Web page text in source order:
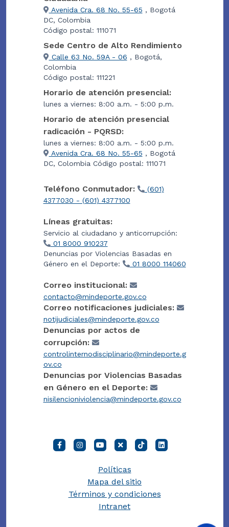
Avenida Cra. 68 No. 55-65 , Bogotá
DC, Colombia
Código postal: 111071
Sede Centro de Alto Rendimiento
Calle 63 No. 59A - 06 , Bogotá,
Colombia
Código postal: 111221
Horario de atención presencial:
lunes a viernes: 8:00 a.m. - 5:00 p.m.
Horario de atención presencial
radicación - PQRSD:
lunes a viernes: 8:00 a.m. - 5:00 p.m.
Avenida Cra. 68 No. 55-65 , Bogotá
DC, Colombia Código postal: 111071
Teléfono Conmutador:
(601)
4377030 - (601) 4377100
Líneas gratuitas:
Servicio al ciudadano y anticorrupción:
01 8000 910237
Denuncias por Violencias Basadas en
Género en el Deporte:
01 8000 114060
Correo institucional:
contacto@mindeporte.gov.co
Correo notificaciones judiciales:
notijudiciales@mindeporte.gov.co
Denuncias por actos de
corrupción:
controlinternodisciplinario@mindeporte.g
ov.co
Denuncias por Violencias Basadas
en Género en el Deporte:
nisilencioniviolencia@mindeporte.gov.co
Políticas
Mapa del sitio
Términos y condiciones
Intranet